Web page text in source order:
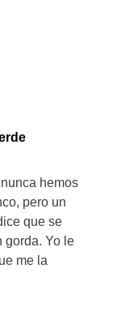
hemos
pero un
que se
gorda. Yo le
me la